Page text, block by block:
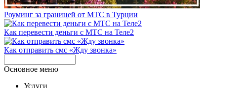
Роуминг за границей от МТС в Турции
Как перевести деньги с МТС на Теле2
Как отправить смс «Жду звонка»
Основное меню
Услуги